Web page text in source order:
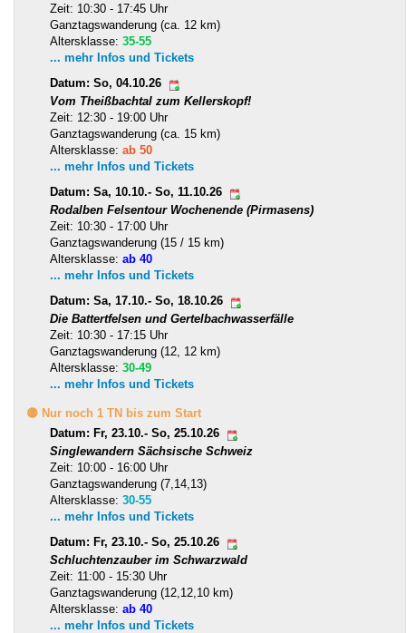
Zeit: 10:30 - 17:45 Uhr
Ganztagswanderung (ca. 12 km)
Altersklasse: 35-55
... mehr Infos und Tickets
Datum: So, 04.10.26
Vom Theißbachtal zum Kellerskopf!
Zeit: 12:30 - 19:00 Uhr
Ganztagswanderung (ca. 15 km)
Altersklasse: ab 50
... mehr Infos und Tickets
Datum: Sa, 10.10.- So, 11.10.26
Rodalben Felsentour Wochenende (Pirmasens)
Zeit: 10:30 - 17:00 Uhr
Ganztagswanderung (15 / 15 km)
Altersklasse: ab 40
... mehr Infos und Tickets
Datum: Sa, 17.10.- So, 18.10.26
Die Battertfelsen und Gertelbachwasserfälle
Zeit: 10:30 - 17:15 Uhr
Ganztagswanderung (12, 12 km)
Altersklasse: 30-49
... mehr Infos und Tickets
🟡 Nur noch 1 TN bis zum Start
Datum: Fr, 23.10.- So, 25.10.26
Singlewandern Sächsische Schweiz
Zeit: 10:00 - 16:00 Uhr
Ganztagswanderung (7,14,13)
Altersklasse: 30-55
... mehr Infos und Tickets
Datum: Fr, 23.10.- So, 25.10.26
Schluchtenzauber im Schwarzwald
Zeit: 11:00 - 15:30 Uhr
Ganztagswanderung (12,12,10 km)
Altersklasse: ab 40
... mehr Infos und Tickets